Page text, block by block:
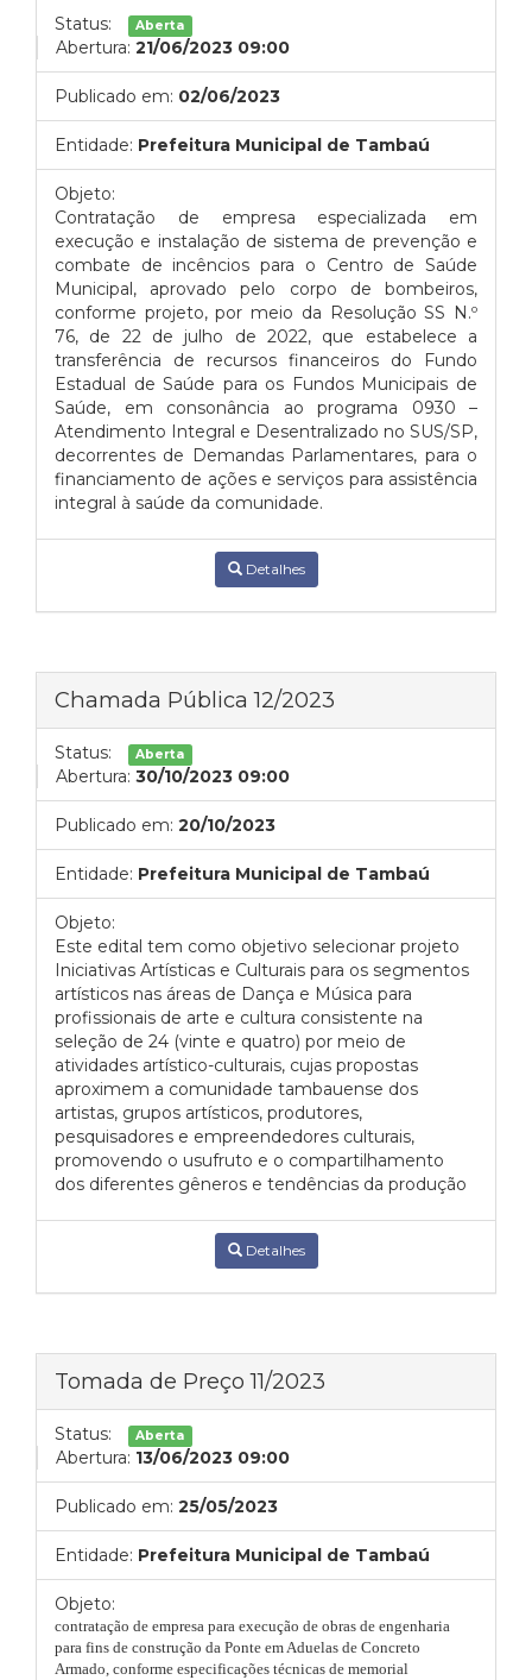
Status: Aberta
Abertura: 21/06/2023 09:00
Publicado em: 02/06/2023
Entidade: Prefeitura Municipal de Tambaú
Objeto:
Contratação de empresa especializada em
execução e instalação de sistema de prevenção e
combate de incêncios para o Centro de Saúde
Municipal, aprovado pelo corpo de bombeiros,
conforme projeto, por meio da Resolução SS N.º
76, de 22 de julho de 2022, que estabelece a
transferência de recursos financeiros do Fundo
Estadual de Saúde para os Fundos Municipais de
Saúde, em consonância ao programa 0930 –
Atendimento Integral e Desentralizado no SUS/SP,
decorrentes de Demandas Parlamentares, para o
financiamento de ações e serviços para assistência
integral à saúde da comunidade.
Detalhes
Chamada Pública 12/2023
Status: Aberta
Abertura: 30/10/2023 09:00
Publicado em: 20/10/2023
Entidade: Prefeitura Municipal de Tambaú
Objeto:
Este edital tem como objetivo selecionar projeto
Iniciativas Artísticas e Culturais para os segmentos
artísticos nas áreas de Dança e Música para
profissionais de arte e cultura consistente na
seleção de 24 (vinte e quatro) por meio de
atividades artístico-culturais, cujas propostas
aproximem a comunidade tambauense dos
artistas, grupos artísticos, produtores,
pesquisadores e empreendedores culturais,
promovendo o usufruto e o compartilhamento
dos diferentes gêneros e tendências da produção
Detalhes
Tomada de Preço 11/2023
Status: Aberta
Abertura: 13/06/2023 09:00
Publicado em: 25/05/2023
Entidade: Prefeitura Municipal de Tambaú
Objeto:
contratação de empresa para execução de obras de engenharia
para fins de construção da Ponte em Aduelas de Concreto
Armado, conforme especificações técnicas de memorial